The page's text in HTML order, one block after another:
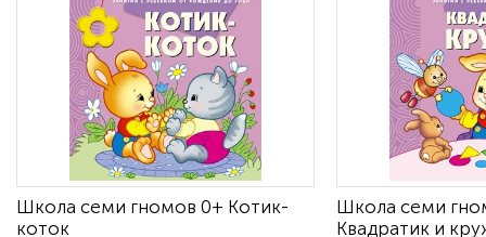
Школа семи гномов 0+ Котик-
коток
Школа семи
Квадратик и